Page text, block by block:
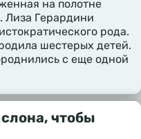
на полотне
Лиза Герардини
рода.
шестерых детей.
с еще одной
чтобы